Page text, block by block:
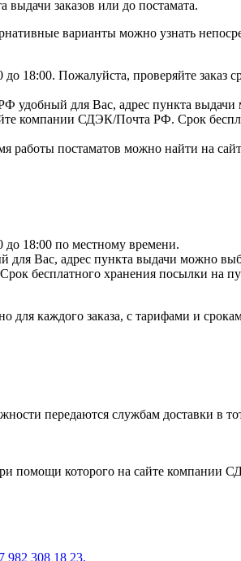
заказов или до постамата.
варианты можно узнать
18:00. Пожалуйста, проверяйте заказ
удобный для Вас, адрес пункта
компании СДЭК/Почта РФ. Срок
постаматов можно найти на
до 18:00 по местному времени.
Вас, адрес пункта выдачи можно
бесплатного хранения посылки на
для каждого заказа, с тарифами и
передаются службам доставки в
помощи которого на сайте
982 308 18 23.